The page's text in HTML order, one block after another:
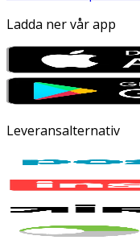
Ladda ner vår app
Leveransalternativ